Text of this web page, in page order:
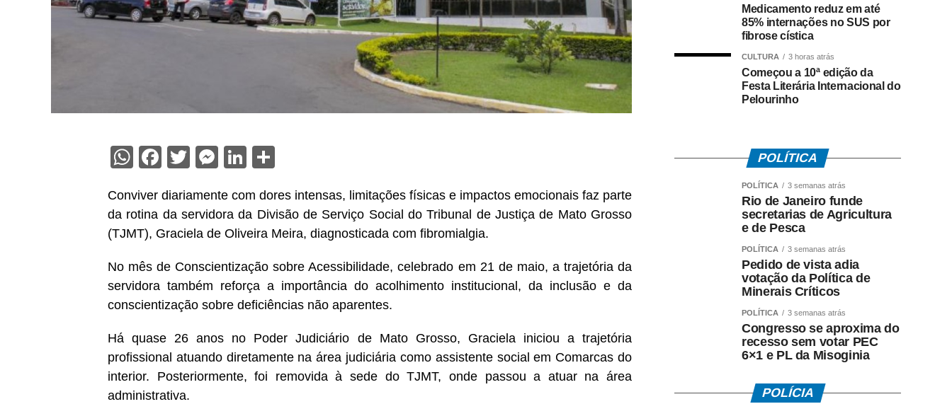
WhatsApp
Facebook
TwitterMessenger
LinkedIn
Conviver diariamente com dores intensas, limitações físicas e impactos emocionais faz parte
da rotina da servidora da Divisão de Serviço Social do Tribunal de Justiça de Mato Grosso
(TJMT), Graciela de Oliveira Meira, diagnosticada com fibromialgia.
No mês de Conscientização sobre Acessibilidade, celebrado em 21 de maio, a trajetória da
servidora também reforça a importância do acolhimento institucional, da inclusão e da
conscientização sobre deficiências não aparentes.
Há quase 26 anos no Poder Judiciário de Mato Grosso, Graciela iniciou a trajetória
profissional atuando diretamente na área judiciária como assistente social em Comarcas do
interior. Posteriormente, foi removida à sede do TJMT, onde passou a atuar na área
administrativa.
Medicamento reduz em até
85% internações no SUS por
fibrose cística
CULTURA 3 horas atrás
Começou a 10ª edição da
Festa Literária Internacional do
Pelourinho
POLÍTICA
POLÍTICA 3 semanas atrás
Rio de Janeiro funde
secretarias de Agricultura
e de Pesca
POLÍTICA 3 semanas atrás
Pedido de vista adia
votação da Política de
Minerais Críticos
POLÍTICA 3 semanas atrás
Congresso se aproxima do
recesso sem votar PEC
6×1 e PL da Misoginia
POLÍCIA